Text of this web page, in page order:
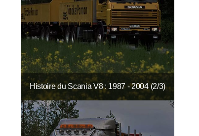
Histoire du Scania V8 : 1987 - 2004 (2/3)